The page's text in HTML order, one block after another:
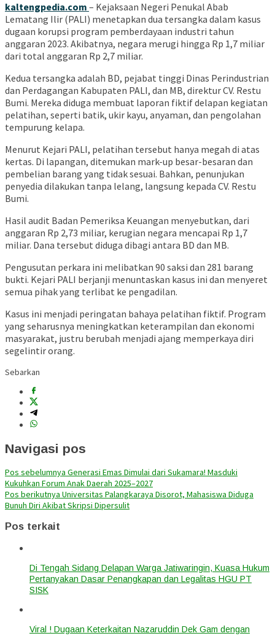
kaltengpedia.com – Kejaksaan Negeri Penukal Abab
Lematang Ilir (PALI) menetapkan dua tersangka dalam kasus
dugaan korupsi program pemberdayaan industri tahun
anggaran 2023. Akibatnya, negara merugi hingga Rp 1,7 miliar
dari total anggaran Rp 2,7 miliar.
Kedua tersangka adalah BD, pejabat tinggi Dinas Perindustrian
dan Perdagangan Kabupaten PALI, dan MB, direktur CV. Restu
Bumi. Mereka diduga membuat laporan fiktif delapan kegiatan
pelatihan, seperti batik, ukir kayu, anyaman, dan pengolahan
tempurung kelapa.
Menurut Kejari PALI, pelatihan tersebut hanya megah di atas
kertas. Di lapangan, ditemukan mark-up besar-besaran dan
pembelian barang yang tidak sesuai. Bahkan, penunjukan
penyedia dilakukan tanpa lelang, langsung kepada CV. Restu
Bumi.
Hasil audit Badan Pemeriksa Keuangan menyebutkan, dari
anggaran Rp 2,73 miliar, kerugian negara mencapai Rp 1,7
miliar. Dana tersebut diduga dibagi antara BD dan MB.
Pengusutan perkara ini melibatkan 90 saksi dan 281 barang
bukti. Kejari PALI berjanji menuntaskan kasus ini dan menyeret
semua pihak yang terlibat ke pengadilan.
Kasus ini menjadi peringatan bahaya pelatihan fiktif. Program
yang seharusnya meningkatkan keterampilan dan ekonomi
masyarakat, justru berubah menjadi ajang memperkaya diri
segelintir orang.
Sebarkan
Navigasi pos
Pos sebelumnya Generasi Emas Dimulai dari Sukamara! Masduki
Kukuhkan Forum Anak Daerah 2025–2027
Pos berikutnya Universitas Palangkaraya Disorot, Mahasiswa Diduga
Bunuh Diri Akibat Skripsi Dipersulit
Pos terkait
Di Tengah Sidang Delapan Warga Jatiwaringin, Kuasa Hukum
Pertanyakan Dasar Penangkapan dan Legalitas HGU PT
SISK
Viral ! Dugaan Keterkaitan Nazaruddin Dek Gam dengan